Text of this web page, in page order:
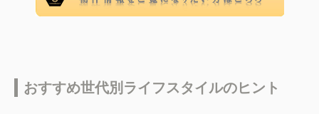
おすすめ世代別ライフスタイルのヒント